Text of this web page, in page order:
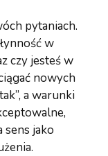
pytaniach.
w
czy jesteś w
nowych
a warunki
sens jako